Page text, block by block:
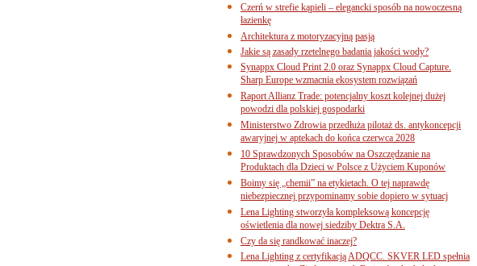
Czerń w strefie kąpieli – elegancki sposób na nowoczesną
łazienkę
Architektura z motoryzacyjną pasją
Jakie są zasady rzetelnego badania jakości wody?
Synappx Cloud Print 2.0 oraz Synappx Cloud Capture.
Sharp Europe wzmacnia ekosystem rozwiązań
Raport Allianz Trade: potencjalny koszt kolejnej dużej
powodzi dla polskiej gospodarki
Ministerstwo Zdrowia przedłuża pilotaż ds. antykoncepcji
awaryjnej w aptekach do końca czerwca 2028
10 Sprawdzonych Sposobów na Oszczędzanie na
Produktach dla Dzieci w Polsce z Użyciem Kuponów
Boimy się „chemii” na etykietach. O tej naprawdę
niebezpiecznej przypominamy sobie dopiero w sytuacj
Lena Lighting stworzyła kompleksową koncepcję
oświetlenia dla nowej siedziby Dektra S.A.
Czy da się randkować inaczej?
Lena Lighting z certyfikacją ADQCC. SKVER LED spełnia